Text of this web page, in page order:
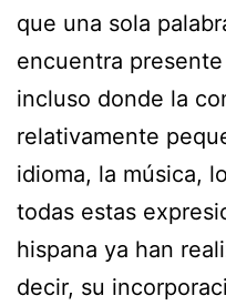
que una sola
encuentra
incluso donde la
relativamente
idioma, la música,
todas estas
hispana ya han
decir, su